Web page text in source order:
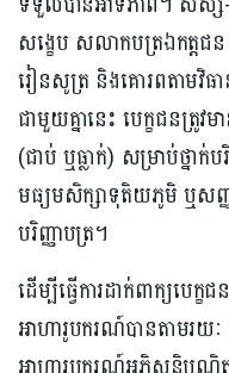
សង្ខេប សលាកបត្រឯកត្តជ
រៀនសូត្រ និងគោរពតាមវិធា
ជាមួយគ្នានេះ បេក្ខជនត្រូ
(ជាប់ ឬធ្លាក់) សម្រាប់ថ្នាក់
មធ្យមសិក្សាទុតិយភូមិ ឬសញ្ញ
បរិញ្ញាបត្រ។
ដើម្បីធ្វើការដាក់ពាក្យបេ
អាហារូបករណ៍បានតាមរយៈ